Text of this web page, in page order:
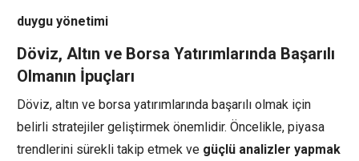
duygu yönetimi
Döviz, Altın ve Borsa Yatırımlarında Başarılı
Olmanın İpuçları
Döviz, altın ve borsa yatırımlarında başarılı olmak için
belirli stratejiler geliştirmek önemlidir. Öncelikle, piyasa
trendlerini sürekli takip etmek ve güçlü analizler yapmak